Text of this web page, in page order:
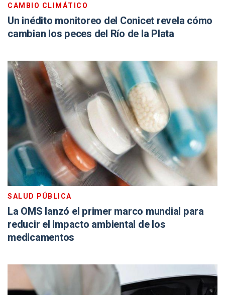
CAMBIO CLIMÁTICO
Un inédito monitoreo del Conicet revela cómo
cambian los peces del Río de la Plata
SALUD PÚBLICA
La OMS lanzó el primer marco mundial para
reducir el impacto ambiental de los
medicamentos